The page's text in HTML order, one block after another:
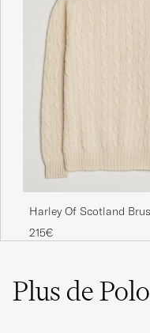
Harley Of Scotland
Supersoft Lambswool
Vanilla
215€
Plus de